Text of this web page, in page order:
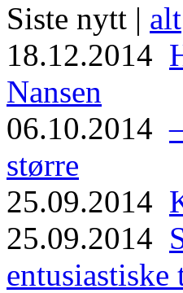
Siste nytt | alt
18.12.2014
Nansen
06.10.2014
større
25.09.2014
25.09.2014
entusiastiske